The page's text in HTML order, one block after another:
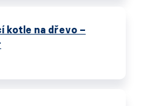
kotle na dřevo –